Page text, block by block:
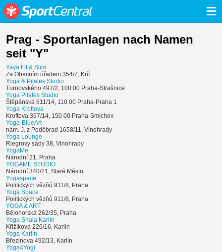
≡
Prag - Sportanlagen nach Namen
seit "Y"
Yaya Fit & Slim
Za Obecním úřadem 354/7, Krč
Yoga & Pilates Studio
Turnovského 497/2, 100 00 Praha-Strašnice
Yoga Pilates Studio
Štěpánská 611/14, 110 00 Praha-Praha 1
Yoga Kroftova
Kroftova 357/14, 150 00 Praha-Smíchov
Yoga-BlueArt
nám. J. z Poděbrad 1658/11, Vinohrady
Yoga Lounge
Riegrovy sady 38, Vinohrady
YogaMe
Národní 21, Praha
YOGAME STUDIO
Národní 340/21, Staré Město
Yogaspace
Politických vězňů 911/8, Praha
Yoga Space
Politických vězňů 911/8, Praha
YOGA & ART
Bělohorská 262/35, Praha
Yoga Shala Karlín
Křižíkova 226/16, Karlín
Yoga Karlín
Březinova 492/13, Karlín
Yoga4Yogi